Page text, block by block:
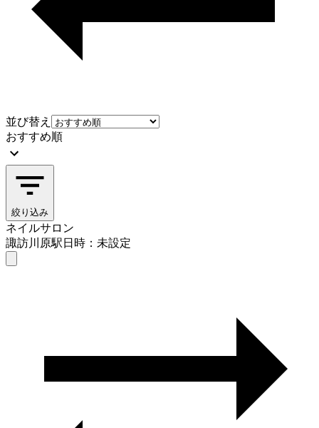
並び替え
おすすめ順
絞り込み
ネイルサロン
諏訪川原駅日時：未設定